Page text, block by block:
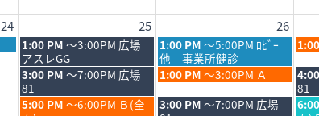
18th
19th
24 25 26
火
曜
日,
8
月
25th
1:00 PM ～3:00PM 広場
アスレGG
水
曜
日,
8
月
26th
1:00 PM ～5:00PM ﾛﾋﾞｰ
他 事業所健診
木
曜
日,
8
月
27th
火
曜
日,
3:00 PM ～7:00PM 広場
81
水
曜
日,
1:00 PM ～3:00PM Ａ
木
曜
日,
81
火
5:00 PM ～6:00PM Ｂ(全
水
3:00 PM ～7:00PM 広場
木